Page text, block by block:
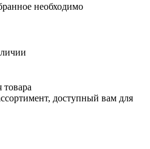
необходимо
доступный вам для